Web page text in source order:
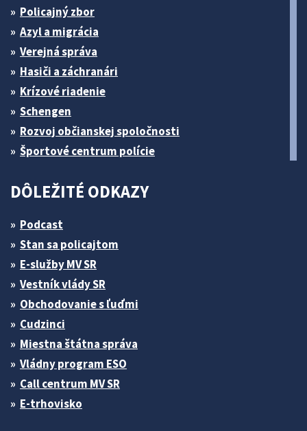
Policajný zbor
Azyl a migrácia
Verejná správa
Hasiči a záchranári
Krízové riadenie
Schengen
Rozvoj občianskej spoločnosti
Športové centrum polície
DÔLEŽITÉ ODKAZY
Podcast
Stan sa policajtom
E-služby MV SR
Vestník vlády SR
Obchodovanie s ľuďmi
Cudzinci
Miestna štátna správa
Vládny program ESO
Call centrum MV SR
E-trhovisko